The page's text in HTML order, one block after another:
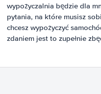
wypożyczalnia będzie dla
pytania, na które musisz
chcesz wypożyczyć
zdaniem jest to zupełnie